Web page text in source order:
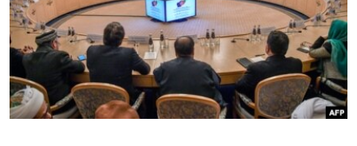
فرهنگ و زندگی
حقوق شهروندی
اقتصادی
علم و فناوری
مستندها
انتخابات ریاست جمهوری آمریکا ۲۰۲۴
حمله جمهوری اسلامی به اسرائیل
رمز مهسا
دنبال کنید
زبانهای مختلف